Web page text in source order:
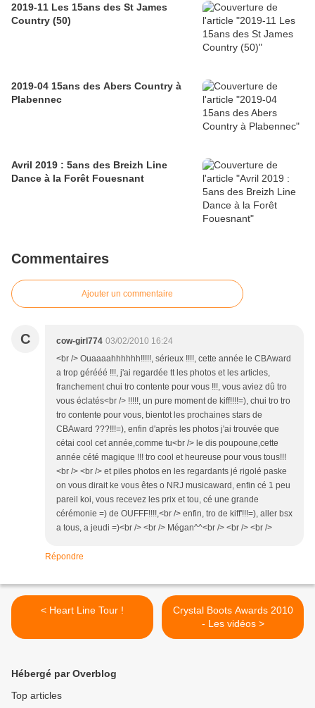
2019-11 Les 15ans des St James
Country (50)
2019-04 15ans des Abers Country à
Plabennec
Avril 2019 : 5ans des Breizh Line
Dance à la Forêt Fouesnant
Commentaires
Ajouter un commentaire
C cow-girl774 03/02/2010 16:24
<br /> Ouaaaahhhhhh!!!!!, sérieux !!!!, cette année le CBAward
a trop gérééé !!!, j'ai regardée tt les photos et les articles,
franchement chui tro contente pour vous !!!, vous aviez dû tro
vous éclatés<br /> !!!!!, un pure moment de kiff!!!!=), chui tro tro
tro contente pour vous, bientot les prochaines stars de
CBAward ???!!!=), enfin d'après les photos j'ai trouvée que
cétai cool cet année,comme tu<br /> le dis poupoune,cette
année cété magique !!! tro cool et heureuse pour vous tous!!!
<br /> <br /> et piles photos en les regardants jé rigolé paske
on vous dirait ke vous êtes o NRJ musicaward, enfin cé 1 peu
pareil koi, vous recevez les prix et tou, cé une grande
cérémonie =) de OUFFF!!!!,<br /> enfin, tro de kiff'!!!=), aller bsx
a tous, a jeudi =)<br /> <br /> Mégan^^<br /> <br /> <br />
Répondre
< Heart Line Tour !
Crystal Boots Awards 2010
- Les vidéos >
Hébergé par Overblog
Top articles